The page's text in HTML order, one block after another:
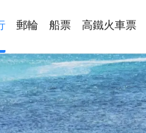
郵輪 船票 高鐵火車票